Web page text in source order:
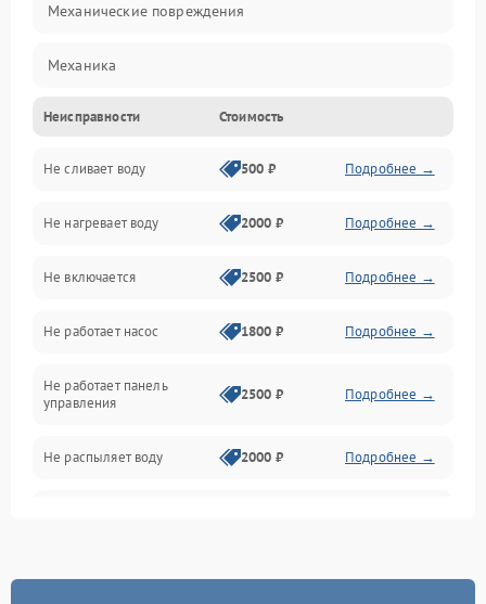
Механические повреждения
Механика
Управление
Электропитание
Датчики
Нагрев
Вода
Гигиена
Программное обеспечение
Неисправности Стоимость
Не сливает воду 500 ₽ Подробнее →
Не нагревает воду 2000 ₽ Подробнее →
Не включается 2500 ₽ Подробнее →
Не работает насос 1800 ₽ Подробнее →
Не работает панель
управления
2500 ₽ Подробнее →
Не распыляет воду 2000 ₽ Подробнее →
Проблемы с набором